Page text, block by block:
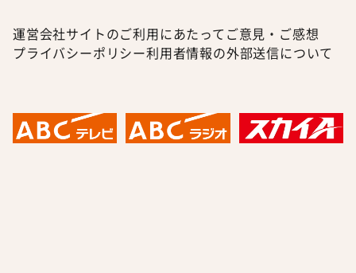
運営会社サイトのご利用にあたって ご意見・ご感想
プライバシーポリシー利用者情報の外部送信について